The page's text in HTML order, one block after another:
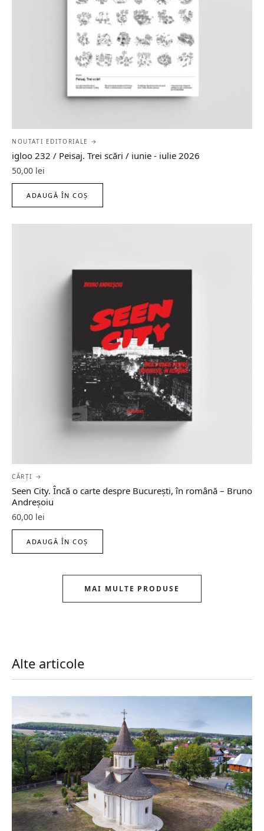
NOUTATI EDITORIALE →
igloo 232 / Peisaj. Trei scări / iunie - iulie 2026
50,00 lei
ADAUGĂ ÎN COȘ
CĂRȚI →
Seen City. Încă o carte despre București, în română – Bruno
Andreșoiu
60,00 lei
ADAUGĂ ÎN COȘ
MAI MULTE PRODUSE
Alte articole